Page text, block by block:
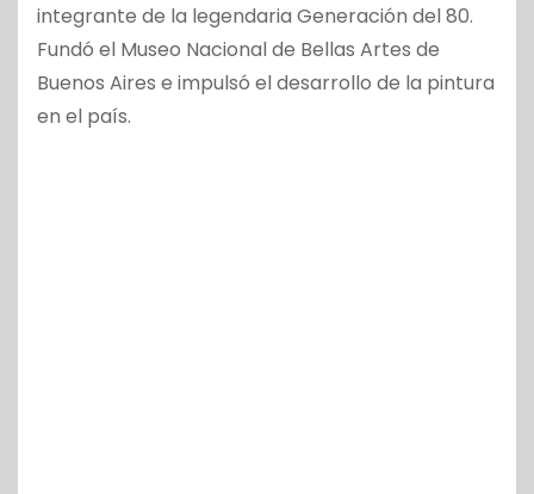
integrante de la legendaria Generación del 80.
Fundó el Museo Nacional de Bellas Artes de
Buenos Aires e impulsó el desarrollo de la pintura
en el país.